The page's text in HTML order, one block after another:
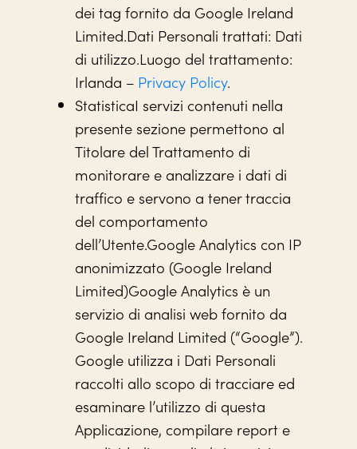
dei tag fornito da Google Ireland
Limited.Dati Personali trattati: Dati
di utilizzo.Luogo del trattamento:
Irlanda – Privacy Policy.
StatisticaI servizi contenuti nella
presente sezione permettono al
Titolare del Trattamento di
monitorare e analizzare i dati di
traffico e servono a tener traccia
del comportamento
dell’Utente.Google Analytics con IP
anonimizzato (Google Ireland
Limited)Google Analytics è un
servizio di analisi web fornito da
Google Ireland Limited (“Google”).
Google utilizza i Dati Personali
raccolti allo scopo di tracciare ed
esaminare l’utilizzo di questa
Applicazione, compilare report e